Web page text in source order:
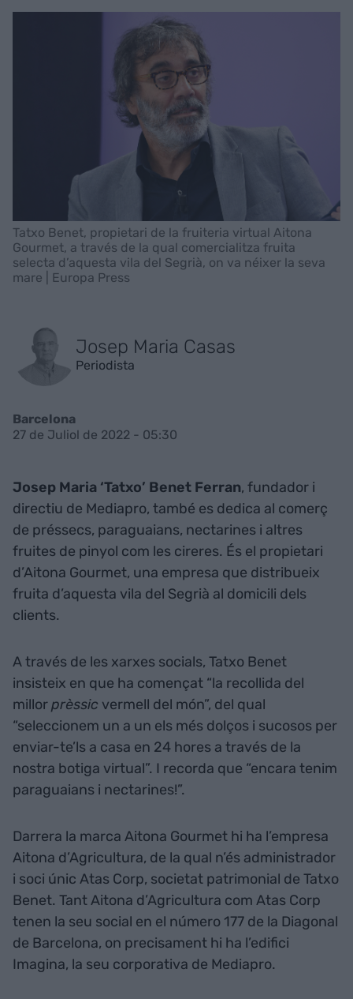
Tatxo Benet, propietari de la fruiteria virtual Aitona
Gourmet, a través de la qual comercialitza fruita
selecta d’aquesta vila del Segrià, on va néixer la seva
mare | Europa Press
Josep Maria Casas
Periodista
Barcelona
27 de Juliol de 2022 - 05:30
Josep Maria ‘Tatxo’ Benet Ferran, fundador i
directiu de Mediapro, també es dedica al comerç
de préssecs, paraguaians, nectarines i altres
fruites de pinyol com les cireres. És el propietari
d’Aitona Gourmet, una empresa que distribueix
fruita d’aquesta vila del Segrià al domicili dels
clients.
A través de les xarxes socials, Tatxo Benet
insisteix en que ha començat “la recollida del
millorprèssic vermell del món”, del qual
“seleccionem un a un els més dolços i sucosos per
enviar-te’ls a casa en 24 hores a través de la
nostra botiga virtual”. I recorda que “encara tenim
paraguaians i nectarines!”.
Darrera la marca Aitona Gourmet hi ha l’empresa
Aitona d’Agricultura, de la qual n’és administrador
i soci únic Atas Corp, societat patrimonial de Tatxo
Benet. Tant Aitona d’Agricultura com Atas Corp
tenen la seu social en el número 177 de la Diagonal
de Barcelona, on precisament hi ha l’edifici
Imagina, la seu corporativa de Mediapro.